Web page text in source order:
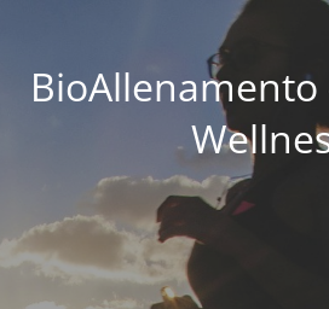
BioAllenamento